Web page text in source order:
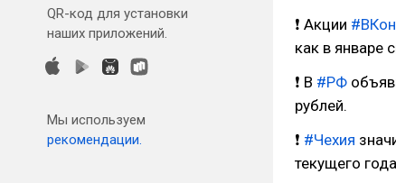
QR-код для установки
наших приложений.
Мы используем
рекомендации.
❗ Акции
как в январе
❗ В #РФ
рублей.
❗ #Чехия
текущего